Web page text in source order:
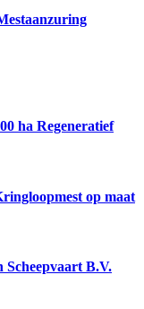
ha Regeneratief
op maat
B.V.